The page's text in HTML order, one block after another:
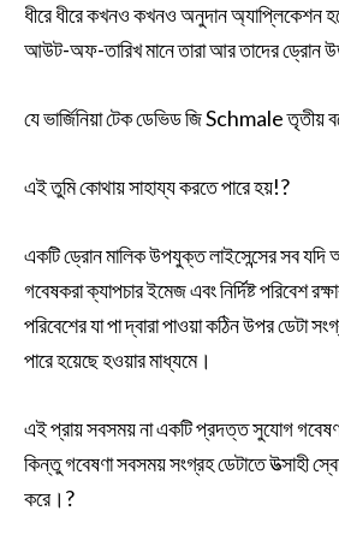
ধীরে ধীরে কখনও কখনও অনুদান অ্যাপ্লিকেশন
আউট-অফ-তারিখ মানে তারা আর তাদের ড্রোন
যে ভার্জিনিয়া টেক ডেভিড জি Schmale
এই তুমি কোথায় সাহায্য করতে পারে হয়!?
একটি ড্রোন মালিক উপযুক্ত লাইসেন্সের সব যদি
গবেষকরা ক্যাপচার ইমেজ এবং নির্দিষ্ট পরিবেশ
পরিবেশের যা পা দ্বারা পাওয়া কঠিন উপর ডেটা
পারে হয়েছে হওয়ার মাধ্যমে।
এই প্রায় সবসময় না একটি প্রদত্ত সুযোগ
কিন্তু গবেষণা সবসময় সংগ্রহ ডেটাতে উত্সাহী
করে।?